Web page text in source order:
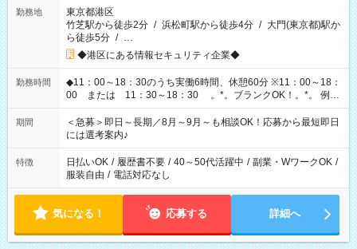
勤務地
東京都港区
竹芝駅から徒歩2分 / 浜松町駅から徒歩4分 / 大門(東京都)駅か
ら徒歩5分 / …
◆港区にある情報セキュリティ企業◆
勤務時間
◆11：00～18：30のうち実働6時間、休憩60分 ※11：00～18：
00 または 11：30～18：30 。*。ブランクOK！。*。 例え
ば前職が、 在宅/財団法人/事務/コールセンター/受付/販売/カフェ
スタッフ スイーツ販売/ホテルフロント/化粧品販売/など 様々な
業界から入社して活躍されています♪
期間
＜急募＞即日～長期／8月～9月～も相談OK！応募から最短即日
には選考案内♪
特徴 日払いOK / 履歴書不要 / 40～50代活躍中 / 副業・WワークOK /
服装自由 / 電話対応なし
気になる！ 応募する 詳細へ